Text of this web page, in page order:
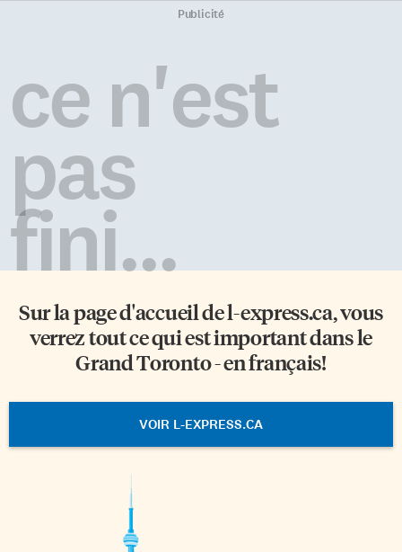
Publicité
ce n'est
pas
fini...
Sur la page d'accueil del-express.ca, vous
verrez tout ce qui est important dans le
Grand Toronto - en français!
VOIR L-EXPRESS.CA